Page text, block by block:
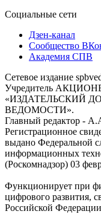
Социальные сети
Дзен-канал
Сообщество
Академия СПВ
Сетевое издание
Учредитель
«ИЗДАТЕЛЬСКИЙ
ВЕДОМОСТИ».
Главный редактор -
Регистрационное
выдано Федеральной
информационных
(Роскомнадзор) 03
Функционирует при
цифрового развития,
Российской